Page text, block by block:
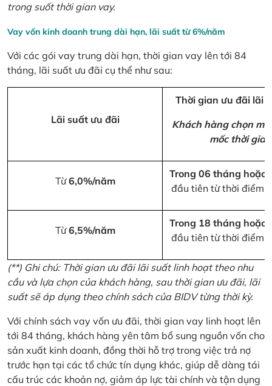
trong suốt thời gian vay.
Vay vốn kinh doanh trung dài hạn, lãi suất từ 6%/năm
Với các gói vay trung dài hạn, thời gian vay lên tới 84
tháng, lãi suất ưu đãi cụ thể như sau:
Lãi suất ưu đãi
Thời gian ưu đãi lãi
Khách hàng chọn
mốc thời gian
Từ6,0%/năm
Trong 06 tháng hoặc
đầu tiên từ thời điểm
Từ6,5%/năm
Trong 18 tháng hoặc
đầu tiên từ thời điểm
(**) Ghi chú: Thời gian ưu đãi lãi suất linh hoạt theo nhu
cầu và lựa chọn của khách hàng, sau thời gian ưu đãi, lãi
suất sẽ áp dụng theo chính sách của BIDV từng thời kỳ.
Với chính sách vay vốn ưu đãi, thời gian vay linh hoạt lên
tới 84 tháng, khách hàng yên tâm bổ sung nguồn vốn cho
sản xuất kinh doanh, đồng thời hỗ trợ trong việc trả nợ
trước hạn tại các tổ chức tín dụng khác, giúp dễ dàng tái
cấu trúc các khoản nợ, giảm áp lực tài chính và tận dụng